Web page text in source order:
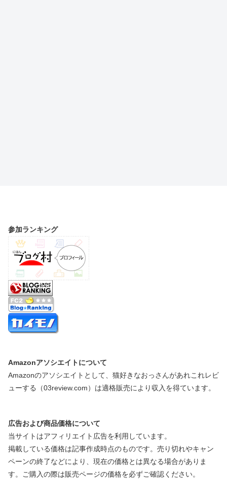
参加ランキング
Amazonアソシエイトについて
Amazonのアソシエイトとして、猫好きなおっさんがあれこれレビ
ューする（03review.com）は適格販売により収入を得ています。
広告および商品価格について
当サイトはアフィリエイト広告を利用しています。
掲載している価格は記事作成時点のものです。売り切れやキャン
ペーンの終了などにより、現在の価格とは異なる場合がありま
す。ご購入の際は販売ページの価格を必ずご確認ください。